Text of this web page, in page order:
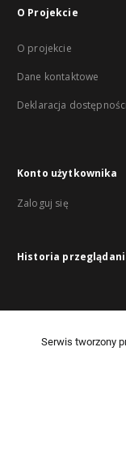
O Projekcie
O projekcie
Dane kontaktowe
Deklaracja dostępności
Konto użytkownika
Zaloguj się
Historia
Serwis tworzony